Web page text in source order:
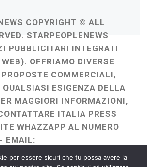
COPYRIGHT © ALL
STARPEOPLENEWS
PUBBLICITARI INTEGRATI
OFFRIAMO DIVERSE
COMMERCIALI,
ESIGENZA DELLA
MAGGIORI INFORMAZIONI,
ITALIA PRESS
WHAZZAPP AL NUMERO
EMAIL:
per essere sicuri che tu possa avere la